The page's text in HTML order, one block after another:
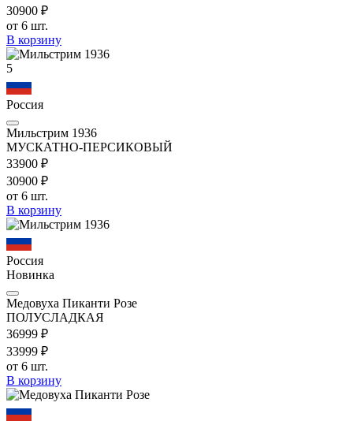
30900 ₽
от 6 шт.
В корзину
5
Россия
Мильстрим 1936
МУСКАТНО-ПЕРСИКОВЫЙ
33900 ₽
30900 ₽
от 6 шт.
В корзину
Россия
Новинка
Медовуха Пиканти Розе
ПОЛУСЛАДКАЯ
36999 ₽
33999 ₽
от 6 шт.
В корзину